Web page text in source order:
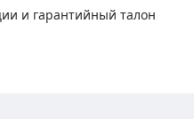
и гарантийный талон